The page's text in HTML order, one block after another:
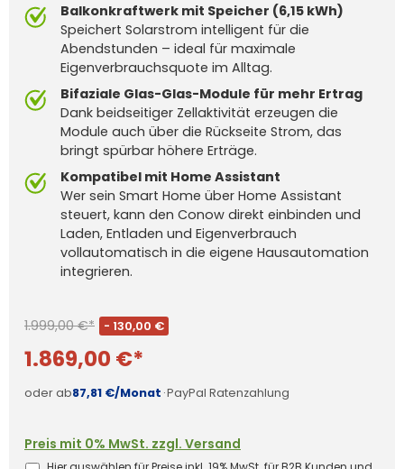
Balkonkraftwerk mit Speicher (6,15 kWh)
Speichert Solarstrom intelligent für die
Abendstunden – ideal für maximale
Eigenverbrauchsquote im Alltag.
Bifaziale Glas-Glas-Module für mehr Ertrag
Dank beidseitiger Zellaktivität erzeugen die
Module auch über die Rückseite Strom, das
bringt spürbar höhere Erträge.
Kompatibel mit Home Assistant
Wer sein Smart Home über Home Assistant
steuert, kann den Conow direkt einbinden und
Laden, Entladen und Eigenverbrauch
vollautomatisch in die eigene Hausautomation
integrieren.
1.999,00 €* - 130,00 €
1.869,00 €*
oder ab87,81 €/Monat ·PayPal Ratenzahlung
Preis mit 0% MwSt. zzgl. Versand